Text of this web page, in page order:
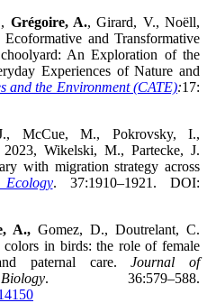
Grégoire, A., Girard, V., Noëll,
and Transformative
An Exploration of the
Experiences of Nature and
and the Environment (CATE):17:
McCue, M., Pokrovsky, I.,
Wikelski, M., Partecke, J.
with migration strategy across
. 37:1910–1921. DOI:
A., Gomez, D., Doutrelant, C.
in birds: the role of female
paternal care.Journal of
. 36:579–588.